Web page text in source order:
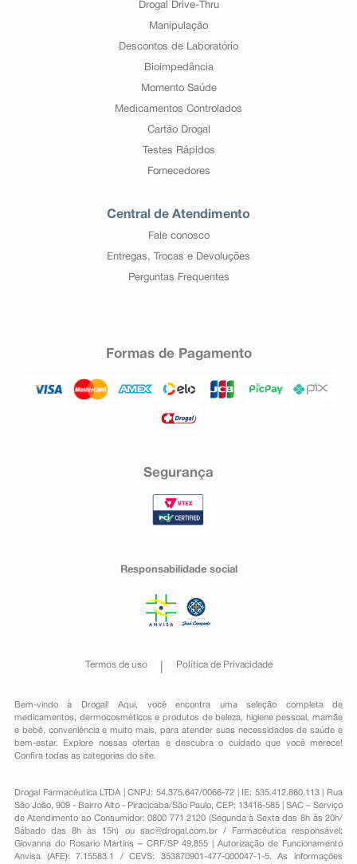
Drogal Drive-Thru
Manipulação
Descontos de Laboratório
Bioimpedância
Momento Saúde
Medicamentos Controlados
Cartão Drogal
Testes Rápidos
Fornecedores
Central de Atendimento
Fale conosco
Entregas, Trocas e Devoluções
Perguntas Frequentes
Formas de Pagamento
Segurança
Responsabilidade social
Termos de uso Política de Privacidade
Bem-vindo à Drogal! Aqui, você encontra uma seleção completa de
medicamentos , dermocosméticos e produtos de beleza, higiene pessoal ,mamãe
e bebê, conveniênciae muito mais, para atender suas necessidades de saúde e
bem-estar. Explore nossas ofertas e descubra o cuidado que você merece!
Confira todas as categorias do site.
Drogal Farmacêutica LTDA | CNPJ: 54.375.647/0066-72 | IE: 535.412.860.113 | Rua
São João, 909 - Bairro Alto - Piracicaba/São Paulo, CEP: 13416-585 | SAC – Serviço
de Atendimento ao Consumidor: 0800 771 2120 (Segunda à Sexta das 8h às 20h/
Sábado das 8h às 15h) ou sac@drogal.com.br/ Farmacêutica responsável:
Giovanna do Rosario Martins – CRF/SP 49.855 | Autorização de Funcionamento
Anvisa (AFE): 7.15583.1 / CEVS: 353870901-477-000047-1-5. As informações